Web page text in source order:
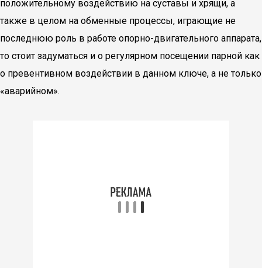
положительному воздействию на суставы и хрящи, а
также в целом на обменные процессы, играющие не
последнюю роль в работе опорно-двигательного аппарата,
то стоит задуматься и о регулярном посещении парной как
о превентивном воздействии в данном ключе, а не только
«аварийном».